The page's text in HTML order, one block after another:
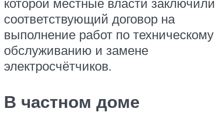
соответствующий договор на
выполнение работ по техническому
обслуживанию и замене
электросчётчиков.
В частном доме